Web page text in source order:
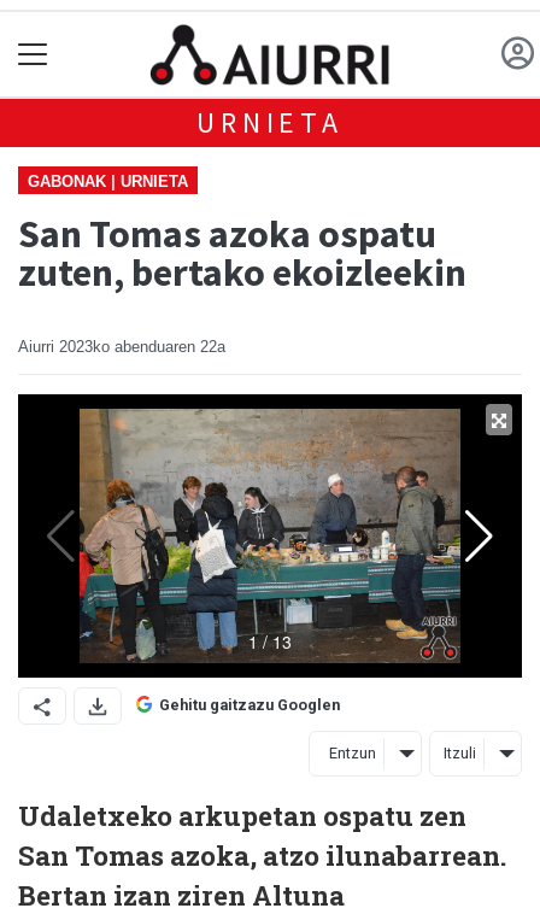
URNIETA
GABONAK | URNIETA
San Tomas azoka ospatu
zuten, bertako ekoizleekin
Aiurri 2023ko abenduaren 22a
Gehitu gaitzazu Googlen
Entzun Itzuli
Udaletxeko arkupetan ospatu zen
San Tomas azoka, atzo ilunabarrean.
Bertan izan ziren Altuna